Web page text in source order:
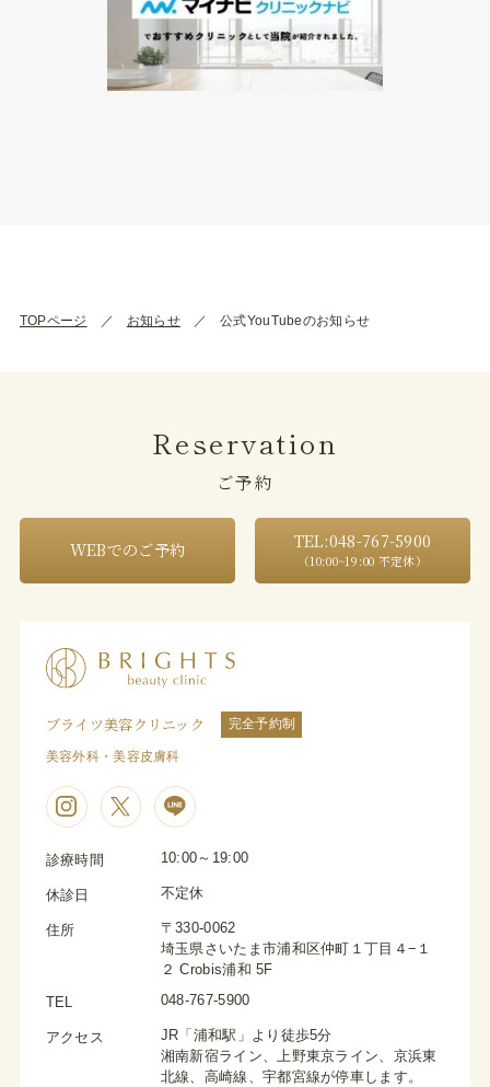
TOPページ お知らせ 公式YouTubeのお知らせ
Reservation
ご予約
WEBでのご予約 TEL:048-767-5900
（10:00~19:00 不定休）
ブライツ美容クリニック 完全予約制
美容外科・美容皮膚科
診療時間 10:00～19:00
休診日 不定休
住所
〒330-0062
埼玉県さいたま市浦和区仲町１丁目４−１
２ Crobis浦和 5F
TEL 048-767-5900
アクセス
JR「浦和駅」より徒歩5分
湘南新宿ライン、上野東京ライン、京浜東
北線、高崎線、宇都宮線が停車します。